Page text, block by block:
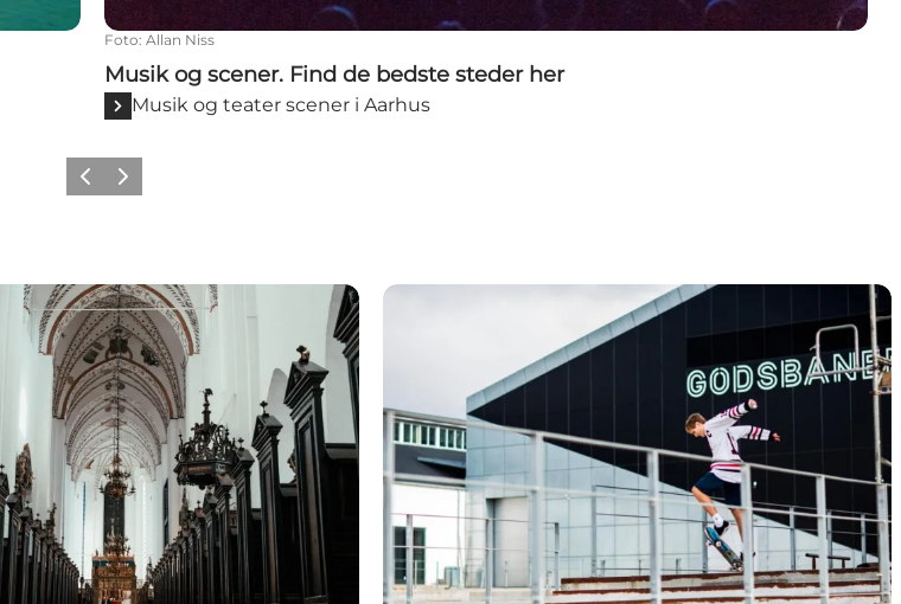
Foto: Allan Niss
Musik og scener. Find de bedste steder her
Musik og teater scener i Aarhus
ForrigeNæste
Skjulte skatte i Aarhus